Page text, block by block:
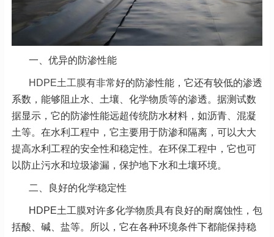
一、优异的防渗性能
HDPE土工膜有非常好的防渗性能，它还有较低的渗透
系数，能够阻止水、土壤、化学物质等的渗透。据测试数
据显示，它的防渗性能远超传统防水材料，如沥青、混凝
土等。在水利工程中，它主要用于防渗和隔离，可以大大
提高水利工程的安全性和稳定性。在环保工程中，它也可
以防止污水和垃圾渗漏，保护地下水和土壤环境。
二、良好的化学稳定性
HDPE土工膜对许多化学物质具有良好的耐腐蚀性，包
括酸、碱、盐等。所以，它在各种环境条件下都能保持稳